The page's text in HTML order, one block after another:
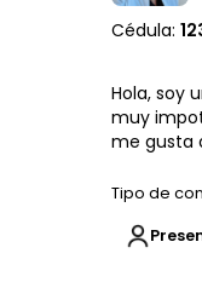
Cédula:
Hola, soy
muy
me gusta
Tipo de